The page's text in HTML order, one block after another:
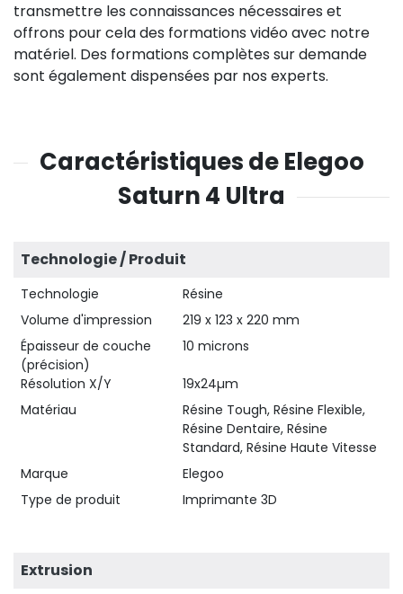
transmettre les connaissances nécessaires et
offrons pour cela des formations vidéo avec notre
matériel. Des formations complètes sur demande
sont également dispensées par nos experts.
Caractéristiques de Elegoo
Saturn 4 Ultra
Technologie / Produit
Technologie
Résine
Volume d'impression
219 x 123 x 220 mm
Épaisseur de couche
(précision)
10 microns
Résolution X/Y
19x24µm
Matériau
Résine Tough, Résine Flexible,
Résine Dentaire, Résine
Standard, Résine Haute Vitesse
Marque
Elegoo
Type de produit
Imprimante 3D
Extrusion